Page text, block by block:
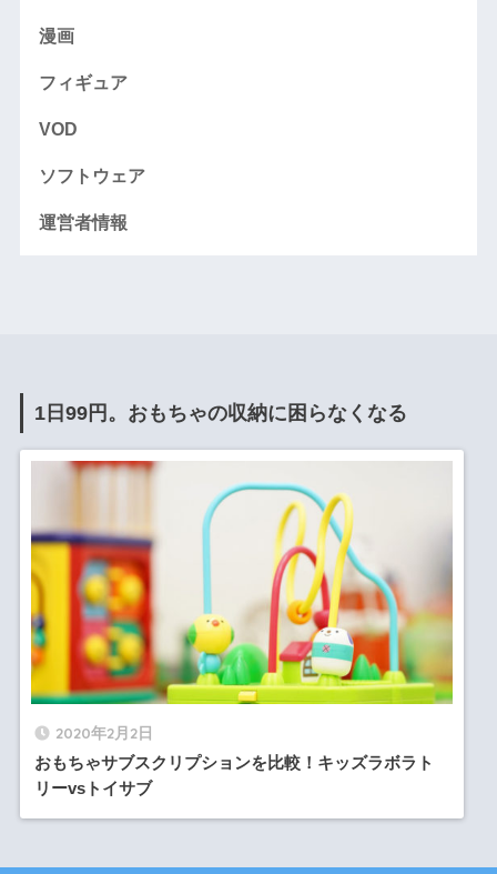
漫画
フィギュア
VOD
ソフトウェア
運営者情報
1日99円。おもちゃの収納に困らなくなる
2020年2月2日
おもちゃサブスクリプションを比較！キッズラボラト
リーvsトイサブ